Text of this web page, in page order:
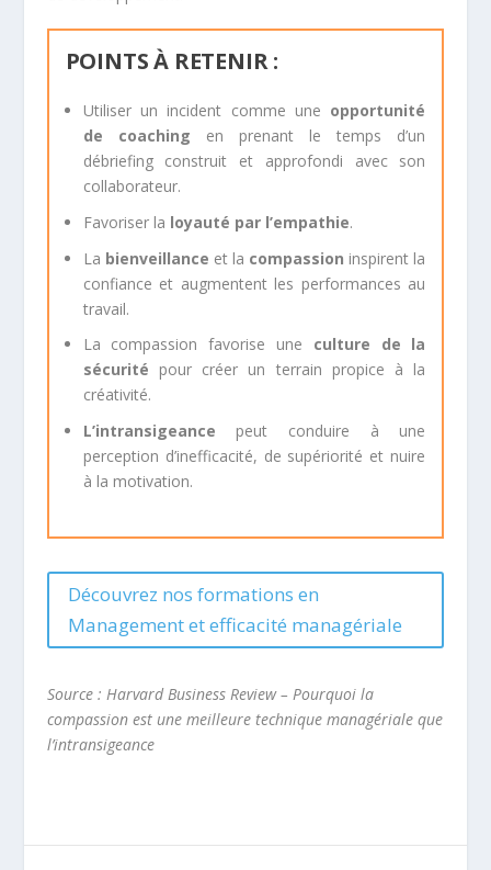
POINTS À RETENIR :
Utiliser un incident comme une opportunité
de coaching en prenant le temps d’un
débriefing construit et approfondi avec son
collaborateur.
Favoriser la loyauté par l’empathie.
La bienveillance et la compassion inspirent la
confiance et augmentent les performances au
travail.
La compassion favorise une culture de la
sécurité pour créer un terrain propice à la
créativité.
L’intransigeance peut conduire à une
perception d’inefficacité, de supériorité et nuire
à la motivation.
Découvrez nos formations en
Management et efficacité managériale
Source : Harvard Business Review – Pourquoi la
compassion est une meilleure technique managériale que
l’intransigeance